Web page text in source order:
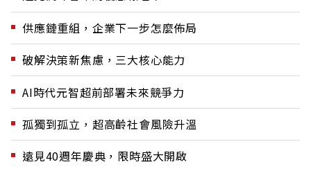
供應鏈重組，企業下一步怎麼佈局
破解決策新焦慮，三大核心能力
AI時代元智超前部署未來競爭力
孤獨到孤立，超高齡社會風險升溫
遠見40週年慶典，限時盛大開啟